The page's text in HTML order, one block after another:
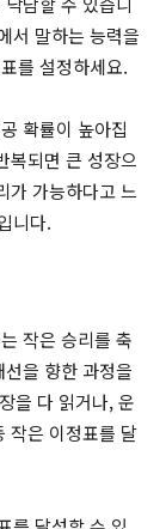
서 말하는 능력을
를 설정하세요.
확률이 높아집
복되면 큰 성장으
가 가능하다고 느
니다.
작은 승리를 축
을 향한 과정을
을 다 읽거나, 운
작은 이정표를 달